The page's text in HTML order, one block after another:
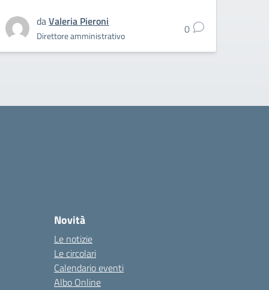
daValeria Pieroni
Direttore amministrativo 0
Novità
Le notizie
Le circolari
Calendario eventi
Albo Online